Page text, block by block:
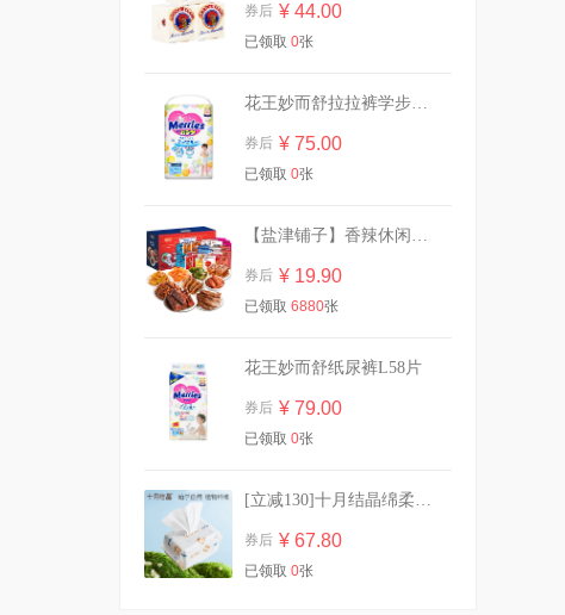
强生婴儿油宝宝抚触按摩润肤
精油
生巾全周期
【任选6件】淘淘氧棉消毒级
券后 ¥ 44.00
券后 ¥ 23.85
券后 ¥ 44.00
已领取 0张
花王妙而舒拉拉裤学步裤L44片
券后 ¥ 75.00
已领取 0张
【盐津铺子】香辣休闲零食大礼包30包
券后 ¥ 19.90
已领取 6880张
花王妙而舒纸尿裤L58片
券后 ¥ 79.00
已领取 0张
[立减130]十月结晶绵柔巾加厚洗脸巾80抽*10
券后 ¥ 67.80
已领取 0张